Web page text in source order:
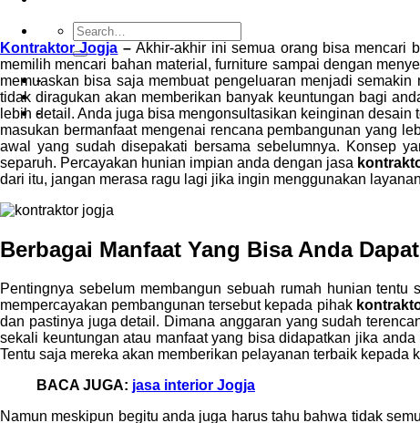
-
-
Kontraktor Jogja –Akhir-akhir ini semua orang bisa mencari
memilih mencari bahan material, furniture sampai dengan
memuaskan bisa saja membuat pengeluaran menjadi
tidak diragukan akan memberikan banyak keuntungan bagi
lebih detail. Anda juga bisa mengonsultasikan keinginan
masukan bermanfaat mengenai rencana pembangunan yang
awal yang sudah disepakati bersama sebelumnya. Konsep
separuh. Percayakan hunian impian anda dengan jasa
dari itu, jangan merasa ragu lagi jika ingin menggunakan
Berbagai Manfaat Yang Bisa Anda
Pentingnya sebelum membangun sebuah rumah hunian
mempercayakan pembangunan tersebut kepada pihak
dan pastinya juga detail. Dimana anggaran yang sudah
sekali keuntungan atau manfaat yang bisa didapatkan jika
Tentu saja mereka akan memberikan pelayanan terbaik kepada
BACA JUGA: jasa interior Jogja
Namun meskipun begitu anda juga harus tahu bahwa tidak